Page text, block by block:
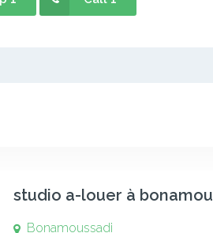
studio a-louer à
Bonamoussadi